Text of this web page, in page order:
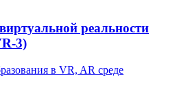
реальности
3)
в VR, AR среде